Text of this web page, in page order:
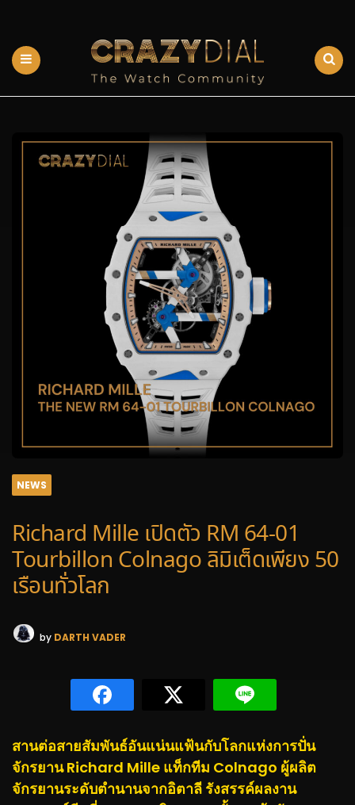
NEWS
Richard Mille เปิดตัว RM 64-01
Tourbillon Colnago ลิมิเต็ดเพียง 50
เรือนทั่วโลก
by DARTH VADER
สานต่อสายสัมพันธ์อันแน่นแฟ้นกับโลกแห่งการปั่น
จักรยาน Richard Mille แท็กทีม Colnago ผู้ผลิต
จักรยานระดับตำนานจากอิตาลี รังสรรค์ผลงาน